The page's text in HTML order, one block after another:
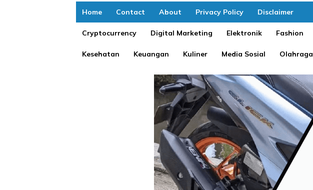
Home Contact About Privacy Policy Disclaimer
Cryptocurrency Digital Marketing Elektronik Fashion
Kesehatan Keuangan Kuliner Media Sosial Olahraga